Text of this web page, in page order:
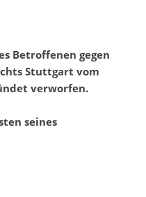
Betroffenen gegen
Stuttgart vom
verworfen.
seines